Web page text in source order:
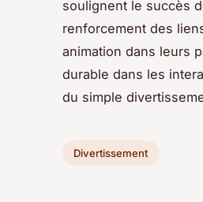
soulignent le succès
renforcement des
animation dans leurs
durable dans les
du simple
Divertissement